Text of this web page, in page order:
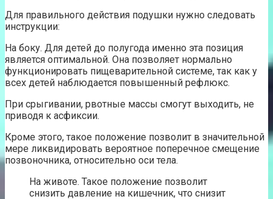
Для правильного действия подушки нужно следовать
инструкции:
На боку. Для детей до полугода именно эта позиция
является оптимальной. Она позволяет нормально
функционировать пищеварительной системе, так как у
всех детей наблюдается повышенный рефлюкс.
При срыгивании, рвотные массы смогут выходить, не
приводя к асфиксии.
Кроме этого, такое положение позволит в значительной
мере ликвидировать вероятное поперечное смещение
позвоночника, относительно оси тела.
На животе. Такое положение позволит
снизить давление на кишечник, что снизит